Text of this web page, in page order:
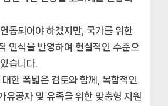
동되어야 하겠지만, 국가를 위한
인식을 반영하여 현실적인 수준으
습니다.
한 폭넓은 검토와 함께, 복합적인
유공자 및 유족을 위한 맞춤형 지원